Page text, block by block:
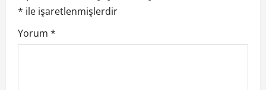
e
z
* ile işaretlenmişlerdir
Yorum *